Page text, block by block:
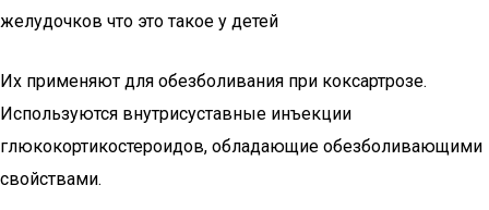
желудочков что это такое у детей
Их применяют для обезболивания при коксартрозе.
Используются внутрисуставные инъекции
глюкокортикостероидов, обладающие обезболивающими
свойствами.